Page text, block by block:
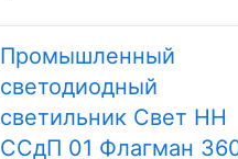
Промышленный
светодиодный
светильник Свет НН
ССдП 01 Флагман